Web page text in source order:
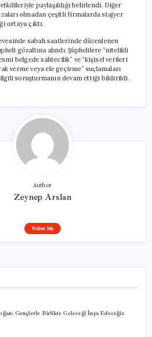
paylaşıldığı belirlendi. Diğer
olmadan çeşitli firmalarda stajyer
ortaya çıktı.
sabah saatlerinde düzenlenen
gözaltına alındı. Şüphelilere “nitelikli
belgede sahtecilik” ve “kişisel verileri
verme veya ele geçirme” suçlamaları
soruşturmanın devam ettiği bildirildi.
Author
Zeynep Arslan
Follow Me
Gençlerle Birlikte Geleceği İnşa Edeceğiz